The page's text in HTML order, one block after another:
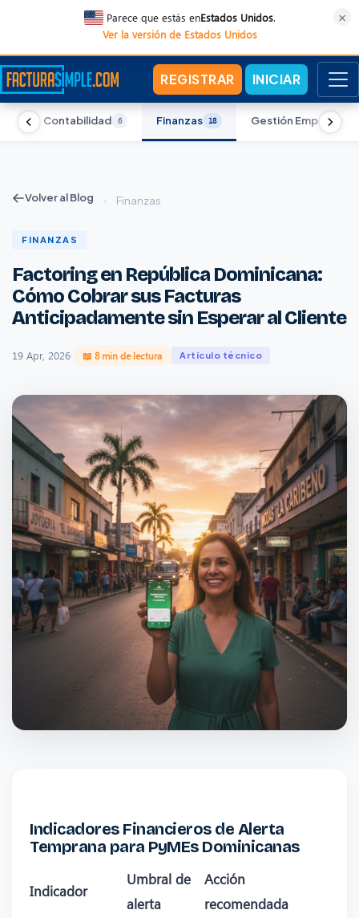
Parece que estás enEstados Unidos.
Ver la versión de Estados Unidos
×
REGISTRAR INICIAR
Contabilidad 6 Finanzas 18 Gestión Empresarial
Volver al Blog › Finanzas
FINANZAS
Factoring en República Dominicana:
Cómo Cobrar sus Facturas
Anticipadamente sin Esperar al Cliente
19 Apr, 2026· 📖 8 min de lectura Artículo técnico
Indicadores Financieros de Alerta
Temprana para PyMEs Dominicanas
Indicador
Umbral de
alerta
Acción
recomendada